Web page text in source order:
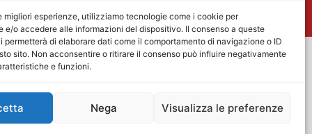
migliori esperienze, utilizziamo tecnologie come i cookie per
e/o accedere alle informazioni del dispositivo. Il consenso a queste
permetterà di elaborare dati come il comportamento di navigazione o ID
sito. Non acconsentire o ritirare il consenso può influire negativamente
e funzioni.
Nega Visualizza le preferenze